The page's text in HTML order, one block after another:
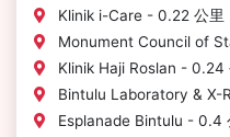
Klinik i-Care - 0.22 公里
Monument Council of
Klinik Haji Roslan - 0.24
Bintulu Laboratory & X-
Esplanade Bintulu - 0.4